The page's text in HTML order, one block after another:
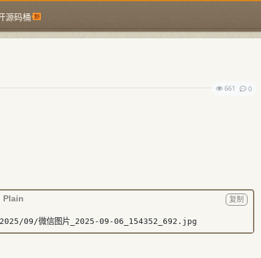
源码桶
661
0
09/微信图片_2025-09-06_154352_692.jpg
Plain 复制